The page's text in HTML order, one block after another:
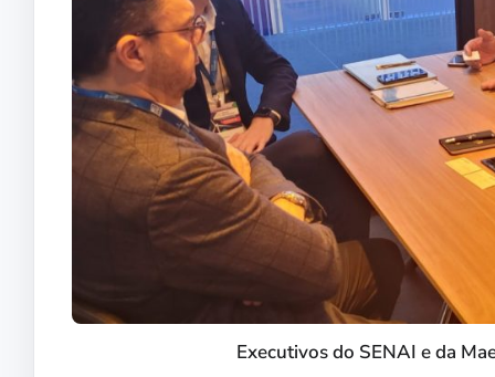
Executivos do SENAI e da